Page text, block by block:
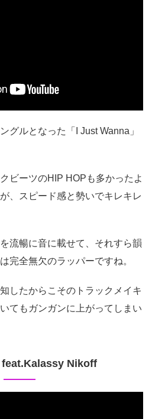
グルとなった「I Just Wanna」
ビーツのHIP HOPも多かったよ
、スピード感と勢いでキレキレ
流暢に音に載せて、それすら韻
完全無欠のラッパーですね。
したからこそのトラックメイキ
てもガンガンに上がってしまい
feat.Kalassy Nikoff